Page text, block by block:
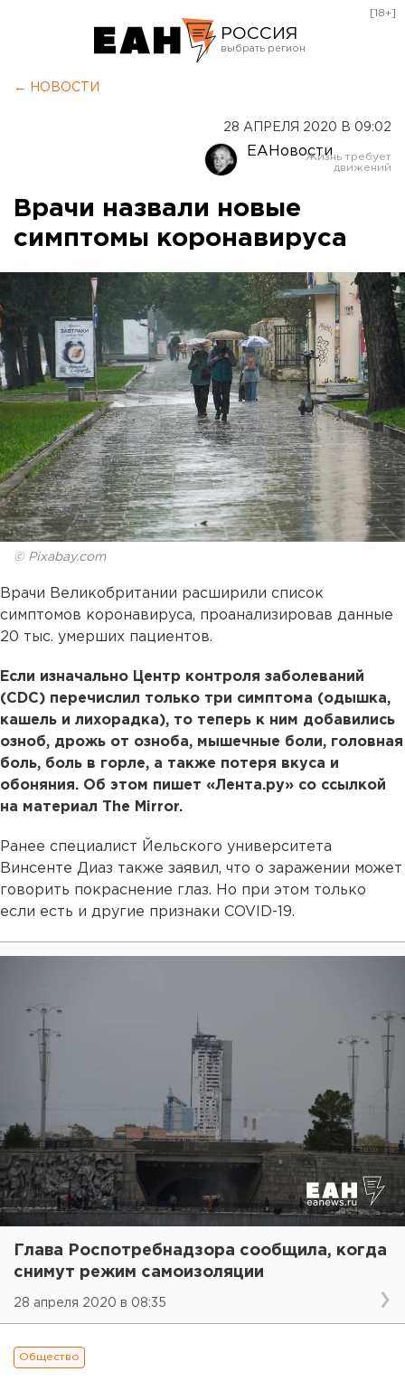
РОССИЯ
Оренбург
[18+]
← НОВОСТИ
28 АПРЕЛЯ 2020 В 09:02
ЕАНовости
Врачи назвали новые
симптомы коронавируса
© Pixabay.com
Врачи Великобритании расширили список
симптомов коронавируса, проанализировав данные
20 тыс. умерших пациентов.
Если изначально Центр контроля заболеваний
(CDC) перечислил только три симптома (одышка,
кашель и лихорадка), то теперь к ним добавились
озноб, дрожь от озноба, мышечные боли, головная
боль, боль в горле, а также потеря вкуса и
обоняния. Об этом пишет «Лента.ру» со ссылкой
на материал The Mirror.
Ранее специалист Йельского университета
Винсенте Диаз также заявил, что о заражении может
говорить покраснение глаз. Но при этом только
если есть и другие признаки COVID-19.
Глава Роспотребнадзора сообщила, когда
снимут режим самоизоляции
28 апреля 2020 в 08:35
Общество